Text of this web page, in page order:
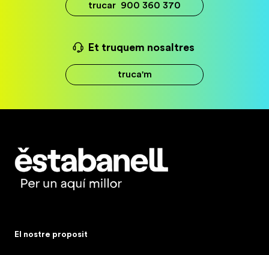
trucar 900 360 370
Et truquem nosaltres
truca'm
Estabanell
El nostre proposit